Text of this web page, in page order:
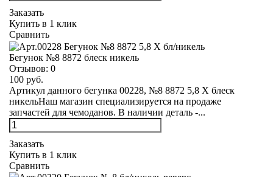
Заказать
Купить в 1 клик
Сравнить
Бегунок №8 8872 блеск никель
Отзывов: 0
100 руб.
Артикул данного бегунка 00228, №8 8872 5,8 Х блеск
никельНаш магазин специализируется на продаже
запчастей для чемоданов. В наличии деталь -...
Заказать
Купить в 1 клик
Сравнить